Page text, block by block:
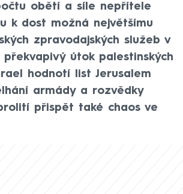
obětí a síle nepřítele
k dost možná největšímu
zpravodajských služeb v
překvapivý útok palestinských
hodnotí list Jerusalem
armády a rozvědky
přispět také chaos ve